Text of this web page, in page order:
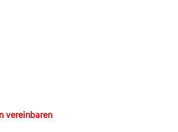
vereinbaren